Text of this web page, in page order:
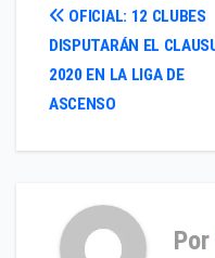
Navegación
de
entradas
OFICIAL: 12 CLUBES
DISPUTARÁN EL
2020 EN LA LIGA DE
ASCENSO
Por